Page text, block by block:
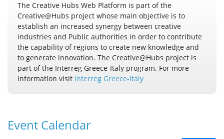
The Creative Hubs Web Platform is part of the
Creative@Hubs project whose main objective is to
establish an increased synergy between creative
industries and Public authorities in order to contribute
the capability of regions to create new knowledge and
to generate innovation. The Creative@Hubs project is
part of the Interreg Greece-Italy program. For more
information visit Interreg Greece-Italy
Event Calendar